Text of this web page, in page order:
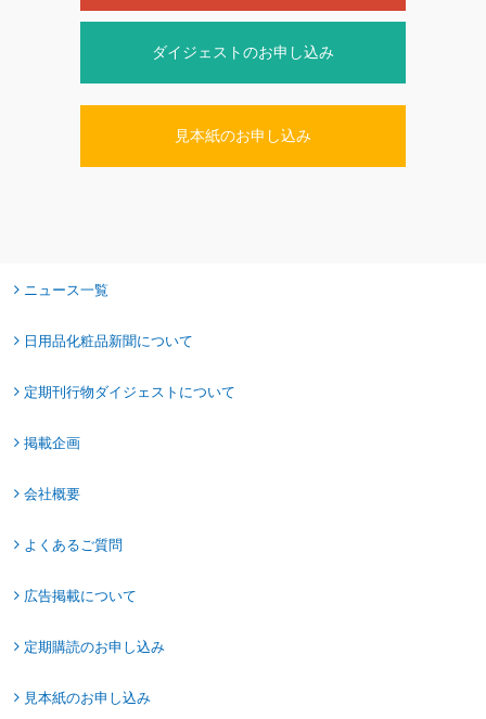
ダイジェストのお申し込み
見本紙のお申し込み
ニュース一覧
日用品化粧品新聞について
定期刊行物ダイジェストについて
掲載企画
会社概要
よくあるご質問
広告掲載について
定期購読のお申し込み
見本紙のお申し込み